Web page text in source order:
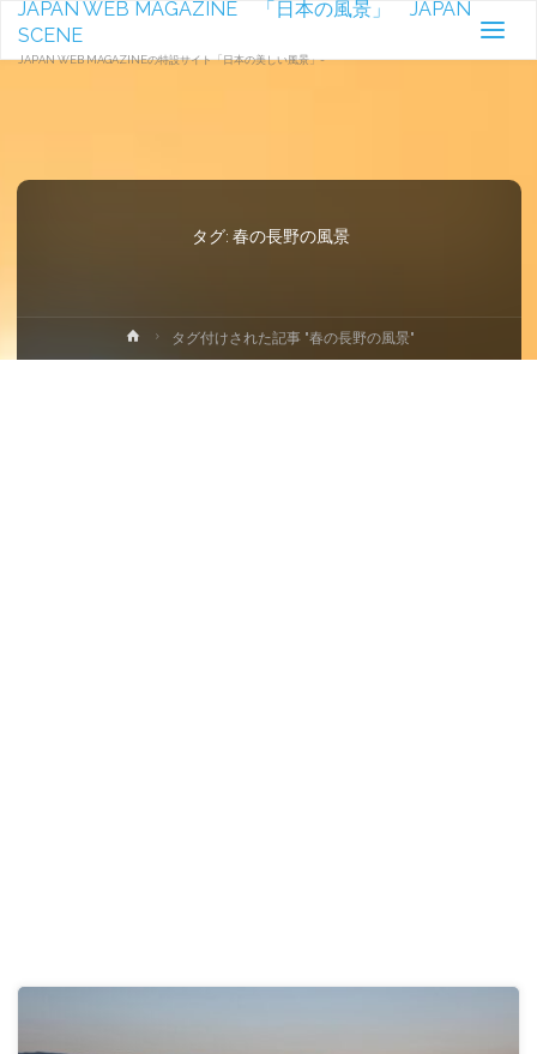
JAPAN WEB MAGAZINE 「日本の風景」 JAPAN
SCENE
JAPAN WEB MAGAZINEの特設サイト「日本の美しい風景」-
タグ: 春の長野の風景
ホ
ー
タグ付けされた記事 "春の長野の風景"